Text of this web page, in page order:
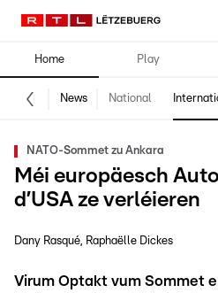
Home Play
News National
NATO-Sommet zu Ankara
Méi europäesch
d’USA ze verléieren
Dany Rasqué Raphaëlle Dickes
Virum Optakt vum Sommet